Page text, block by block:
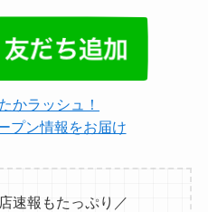
かラッシュ！
プン情報をお届け
速報もたっぷり／